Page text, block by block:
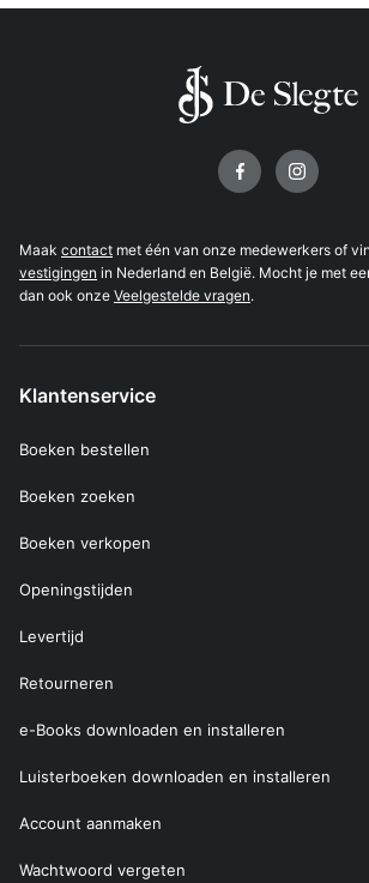
Maak contact met één van onze medewerkers of
vestigingen in Nederland en België. Mocht je met
dan ook onze Veelgestelde vragen.
Klantenservice
Boeken bestellen
Boeken zoeken
Boeken verkopen
Openingstijden
Levertijd
Retourneren
e-Books downloaden en installeren
Luisterboeken downloaden en installeren
Account aanmaken
Wachtwoord vergeten